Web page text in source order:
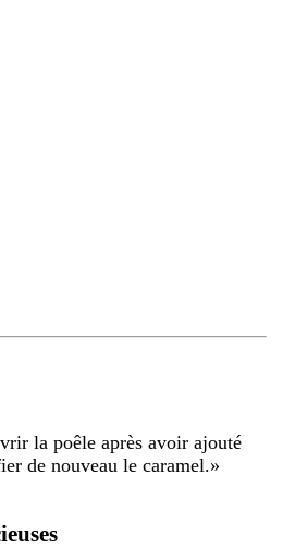
la poêle après avoir ajouté
de nouveau le caramel.»